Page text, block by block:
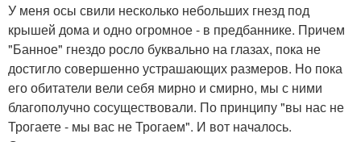
У меня осы свили несколько небольших гнезд под
крышей дома и одно огромное - в предбаннике. Причем
"Банное" гнездо росло буквально на глазах, пока не
достигло совершенно устрашающих размеров. Но пока
его обитатели вели себя мирно и смирно, мы с ними
благополучно сосуществовали. По принципу "вы нас не
Трогаете - мы вас не Трогаем". И вот началось.